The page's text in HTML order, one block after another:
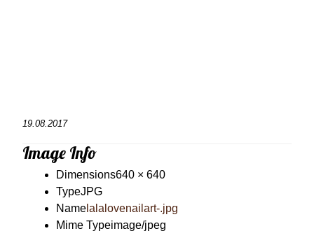
19.08.2017
Image Info
Dimensions640 × 640
TypeJPG
Name lalalovenailart-.jpg
Mime Typeimage/jpeg